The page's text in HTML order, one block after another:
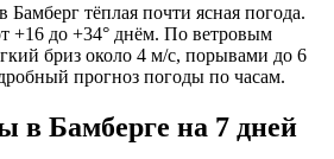
Бамберг тёплая почти ясная погода.
+16 до +34° днём. По ветровым
бриз около 4 м/с, порывами до 6
прогноз погоды по часам.
в Бамберге на 7 дней